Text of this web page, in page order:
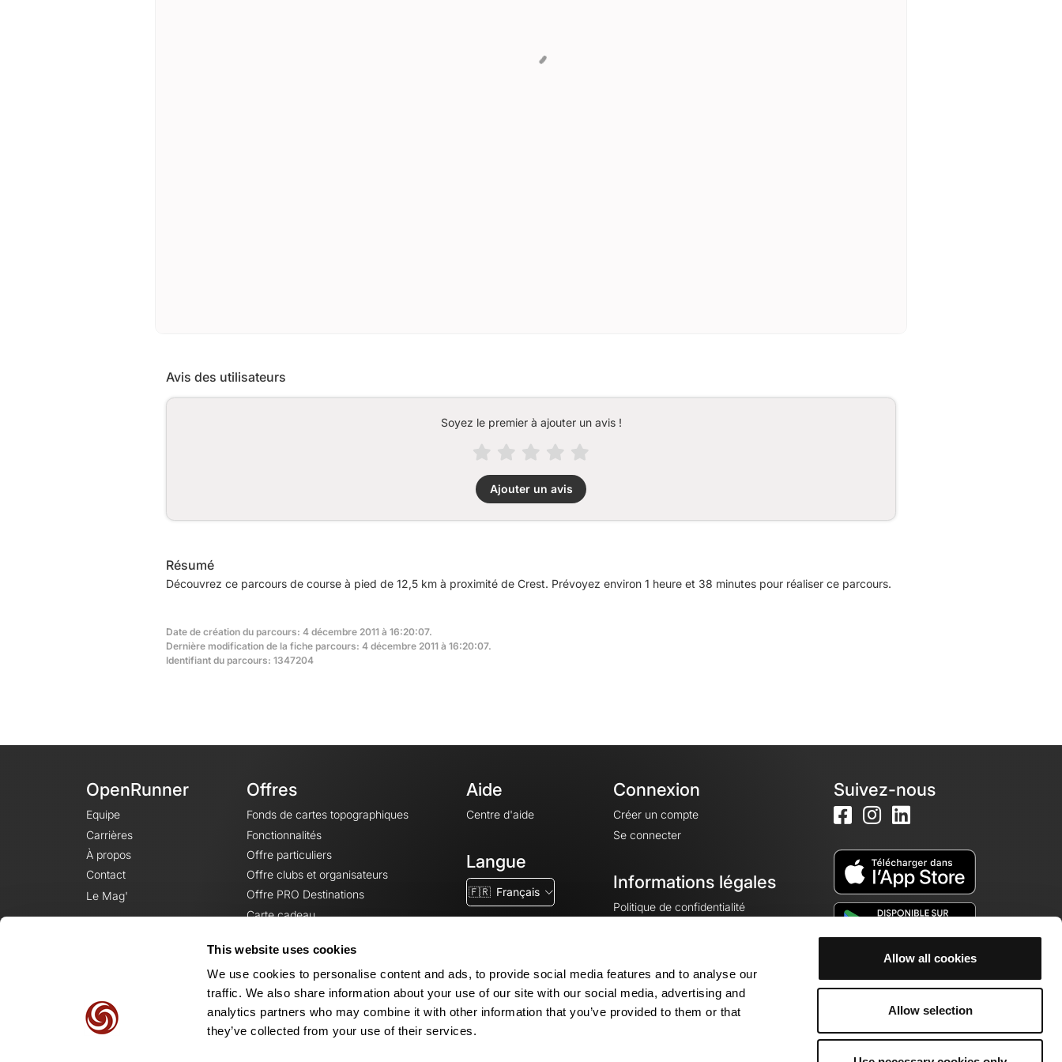
This website uses cookies
We use cookies to personalise content and ads, to provide social media features and to analyse our
traffic. We also share information about your use of our site with our social media, advertising and
analytics partners who may combine it with other information that you’ve provided to them or that
they’ve collected from your use of their services.
Allow all cookies
Allow selection
Avis des utilisateurs
Soyez le premier à ajouter un avis !
Ajouter un avis
Résumé
Découvrez ce parcours de course à pied de 12,5 km à proximité de Crest. Prévoyez environ 1 heure et 38 minutes pour réaliser ce parcours.
Date de création du parcours: 4 décembre 2011 à 16:20:07.
Dernière modification de la fiche parcours: 4 décembre 2011 à 16:20:07.
Identifiant du parcours: 1347204
OpenRunner
Equipe
Carrières
À propos
Contact
Le Mag'
Offres
Fonds de cartes topographiques
Fonctionnalités
Offre particuliers
Offre clubs et organisateurs
Offre PRO Destinations
Carte cadeau
Aide
Centre d'aide
Langue
🇫🇷 Français
Connexion
Créer un compte
Se connecter
Informations légales
Politique de confidentialité
Mentions légales
Paramètres des cookies
Suivez-nous